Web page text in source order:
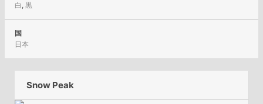
白 ,黒
国
日本
Snow Peak